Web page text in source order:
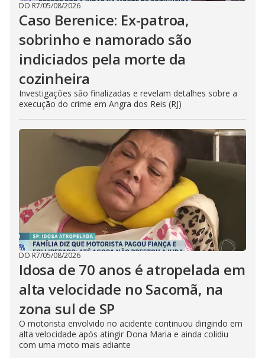
DO R7/05/08/2026
Caso Berenice: Ex-patroa,
sobrinho e namorado são
indiciados pela morte da
cozinheira
Investigações são finalizadas e revelam detalhes sobre a
execução do crime em Angra dos Reis (RJ)
DO R7/05/08/2026
Idosa de 70 anos é atropelada em
alta velocidade no Sacomã, na
zona sul de SP
O motorista envolvido no acidente continuou dirigindo em
alta velocidade após atingir Dona Maria e ainda colidiu
com uma moto mais adiante